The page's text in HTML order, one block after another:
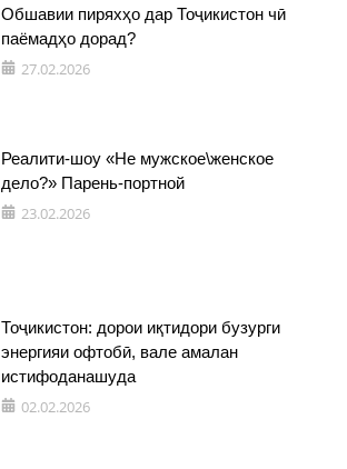
Обшавии пиряхҳо дар Тоҷикистон чӣ
паёмадҳо дорад?
27.02.2026
Реалити-шоу «Не мужское\женское
дело?» Парень-портной
23.02.2026
Тоҷикистон: дорои иқтидори бузурги
энергияи офтобӣ, вале амалан
истифоданашуда
02.02.2026